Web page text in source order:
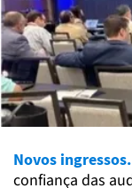
Novos ingressos.
confiança das